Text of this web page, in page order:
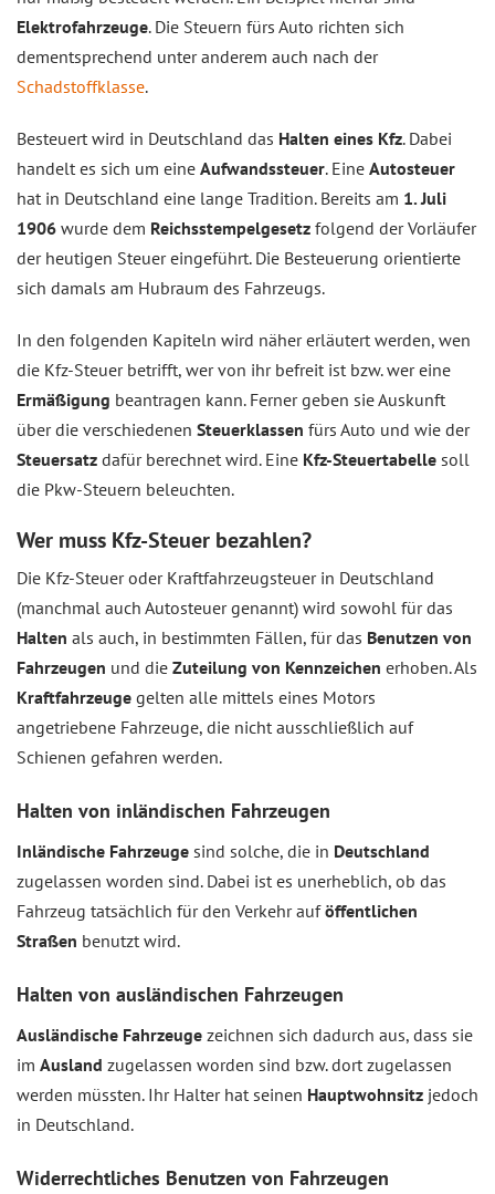
Elektrofahrzeuge. Die Steuern fürs Auto richten sich
dementsprechend unter anderem auch nach der
Schadstoffklasse.
Besteuert wird in Deutschland das Halten eines Kfz. Dabei
handelt es sich um eine Aufwandssteuer. Eine Autosteuer
hat in Deutschland eine lange Tradition. Bereits am 1. Juli
1906 wurde dem Reichsstempelgesetz folgend der Vorläufer
der heutigen Steuer eingeführt. Die Besteuerung orientierte
sich damals am Hubraum des Fahrzeugs.
In den folgenden Kapiteln wird näher erläutert werden, wen
die Kfz-Steuer betrifft, wer von ihr befreit ist bzw. wer eine
Ermäßigung beantragen kann. Ferner geben sie Auskunft
über die verschiedenen Steuerklassen fürs Auto und wie der
Steuersatz dafür berechnet wird. Eine Kfz-Steuertabelle soll
die Pkw-Steuern beleuchten.
Wer muss Kfz-Steuer bezahlen?
Die Kfz-Steuer oder Kraftfahrzeugsteuer in Deutschland
(manchmal auch Autosteuer genannt) wird sowohl für das
Halten als auch, in bestimmten Fällen, für das Benutzen von
Fahrzeugen und die Zuteilung von Kennzeichen erhoben. Als
Kraftfahrzeuge gelten alle mittels eines Motors
angetriebene Fahrzeuge, die nicht ausschließlich auf
Schienen gefahren werden.
Halten von inländischen Fahrzeugen
Inländische Fahrzeuge sind solche, die in Deutschland
zugelassen worden sind. Dabei ist es unerheblich, ob das
Fahrzeug tatsächlich für den Verkehr auföffentlichen
Straßen benutzt wird.
Halten von ausländischen Fahrzeugen
Ausländische Fahrzeuge zeichnen sich dadurch aus, dass sie
im Ausland zugelassen worden sind bzw. dort zugelassen
werden müssten. Ihr Halter hat seinen Hauptwohnsitz jedoch
in Deutschland.
Widerrechtliches Benutzen von Fahrzeugen